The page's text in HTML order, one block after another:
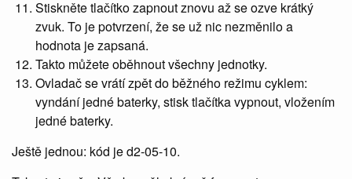
Stiskněte tlačítko zapnout znovu až se ozve krátký
zvuk. To je potvrzení, že se už nic nezměnilo a
hodnota je zapsaná.
Takto můžete oběhnout všechny jednotky.
Ovladač se vrátí zpět do běžného režimu cyklem:
vyndání jedné baterky, stisk tlačítka vypnout, vložením
jedné baterky.
Ještě jednou: kód je d2-05-10.